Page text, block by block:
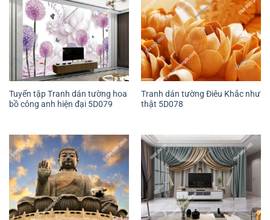
Tuyển tập Tranh dán tường hoa
bồ công anh hiện đại 5D079
Tranh dán tường Điêu Khắc như
thật 5D078